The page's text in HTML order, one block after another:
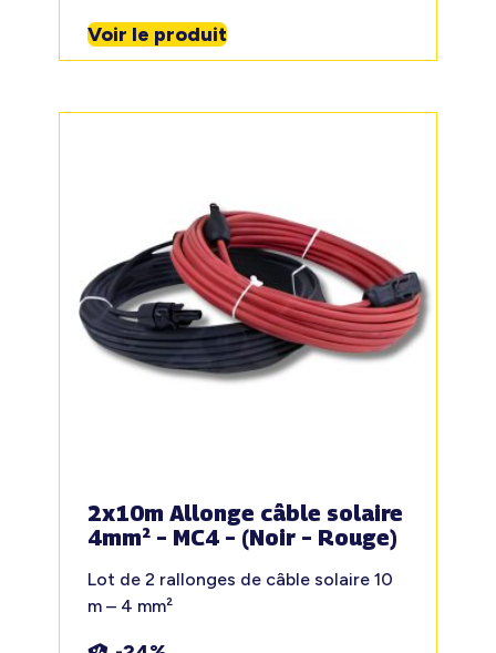
Voir le produit
2x10m Allonge câble solaire
4mm² – MC4 – (Noir – Rouge)
Lot de 2 rallonges de câble solaire 10
m – 4 mm²